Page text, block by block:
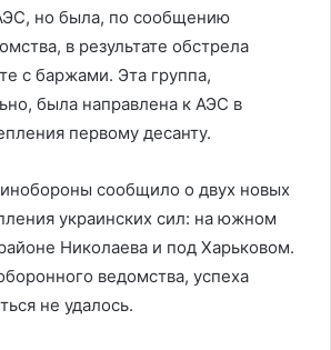
но была, по сообщению
в результате обстрела
с баржами. Эта группа,
была направлена к АЭС в
первому десанту.
сообщило о двух новых
украинских сил: на южном
Николаева и под Харьковом.
ведомства, успеха
не удалось.